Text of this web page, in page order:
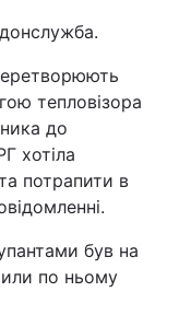
тепловізора
до
хотіла
потрапити в
був на
по ньому